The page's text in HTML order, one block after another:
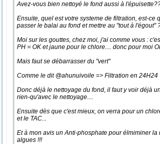
Avez-vous bien nettoyé le fond aussi à
Ensuite, quel est votre systeme de filtration, est-ce
passer le balai au fond et mettre au "tout à l'égout"
Moi sur les gouttes, chez moi, j'ai comme vous :
PH = OK et jaune pour le chlore.... donc pour moi
Mais faut se débarrasser du "vert"
Comme le dit @ahunuivoile => Filtration en 24H24
Donc déjà le nettoyage du fond, il faut y voir déjà
rien-qu'avec le nettoyage....
Ensuite dès que c'est mieux, on verra pour un
et le TAC...
Et à mon avis un Anti-phosphate pour élmiminer la
algues !!!